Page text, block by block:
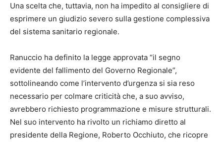
Una scelta che, tuttavia, non ha impedito al consigliere di
esprimere un giudizio severo sulla gestione complessiva
del sistema sanitario regionale.
Ranuccio ha definito la legge approvata “il segno
evidente del fallimento del Governo Regionale”,
sottolineando come l’intervento d’urgenza si sia reso
necessario per colmare criticità che, a suo avviso,
avrebbero richiesto programmazione e misure strutturali.
Nel suo intervento ha rivolto un richiamo diretto al
presidente della Regione, Roberto Occhiuto, che ricopre